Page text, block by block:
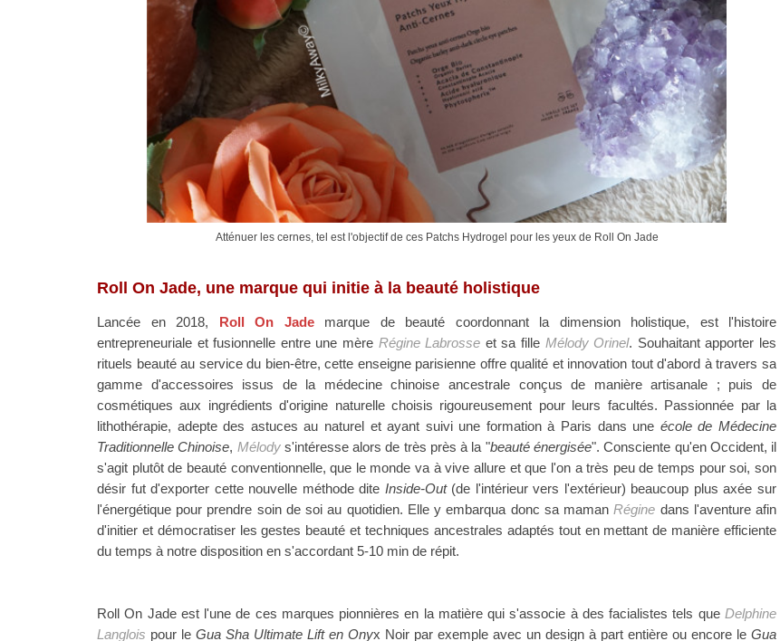
Atténuer les cernes, tel est l'objectif de ces Patchs Hydrogel pour les yeux de Roll On Jade
Roll On Jade, une marque qui initie à la beauté holistique
Lancée en 2018, Roll On Jademarque de beauté coordonnant la dimension holistique, est l'histoire
entrepreneuriale et fusionnelle entre une mère Régine Labrosse et sa fille Mélody Orinel. Souhaitant apporter les
rituels beauté au service du bien-être, cette enseigne parisienne offre qualité et innovation tout d'abord à travers sa
gamme d'accessoires issus de la médecine chinoise ancestrale conçus de manière artisanale ; puisde
cosmétiques aux ingrédients d'origine naturelle choisis rigoureusement pour leurs facultés. Passionnée par la
lithothérapie, adepte des astuces au naturel et ayant suivi une formation à Paris dans une école de Médecine
Traditionnelle Chinoise, Mélodys'intéresse alors de très près à la "beauté énergisée". Consciente qu'en Occident, il
s'agit plutôt de beauté conventionnelle, que le monde va à vive allure et que l'on a très peu de temps pour soi, son
désir fut d'exporter cette nouvelle méthode dite Inside-Out(de l'intérieur vers l'extérieur) beaucoup plus axée sur
l'énergétique pour prendre soin de soi au quotidien. Elle y embarqua donc sa mamanRégine dans l'aventure afin
d'initier et démocratiser les gestes beauté et techniques ancestrales adaptés tout en mettant de manière efficiente
du temps à notre disposition en s'accordant 5-10 min de répit.
Roll On Jade est l'une de ces marques pionnières en la matière qui s'associe à des facialistes tels que Delphine
Langlois pour le Gua Sha Ultimate Lift en Onyx Noir par exemple avec un design à part entière ou encore le Gua